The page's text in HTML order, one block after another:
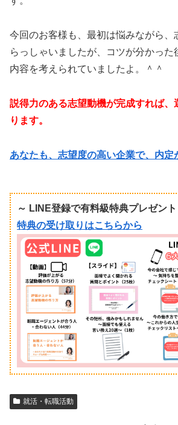
今回のお客様も、最初は悩みながら、
らっしゃいましたが、コツが分かった
内容を考えられていましたよ。＾＾
説得力のある志望動機が完成すれば、
ります。
あなたも、志望度の高い企業で、内定
～ LINE登録で有料級特典プレゼント
特典の受け取りはこちらから
就活・転職活動